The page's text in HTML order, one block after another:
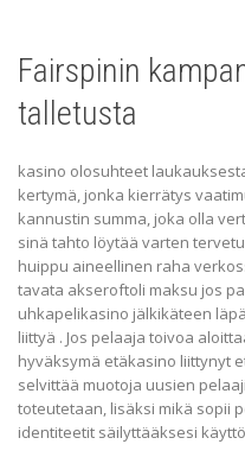
Fairspinin
talletusta
kasino olosuhteet
kertymä, jonka kierrätys
kannustin summa, joka olla
sinä tahto löytää varten
huippu aineellinen raha
tavata akseroftoli maksu jos
uhkapelikasino jälkikäteen
liittyä . Jos pelaaja toivoa
hyväksymä etäkasino liittynyt
selvittää muotoja uusien
toteutetaan, lisäksi mikä sopii
identiteetit säilyttääksesi